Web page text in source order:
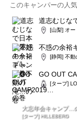
このキャンパーの人
道志むじな
[山梨] オー
不惑の余裕
[静岡] 不動
GO OUT
[タープ]
大忘年会キャンプ…
[タープ] HILLEBERG